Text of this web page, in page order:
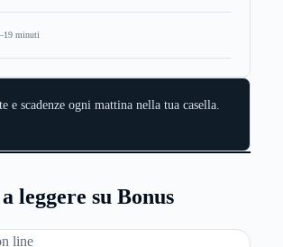
minuti
e scadenze ogni mattina nella tua casella.
leggere su Bonus